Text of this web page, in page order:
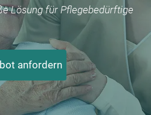
Lösung für Pflegebedürftige
anfordern